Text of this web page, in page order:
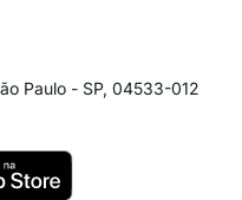
Paulo - SP, 04533-012